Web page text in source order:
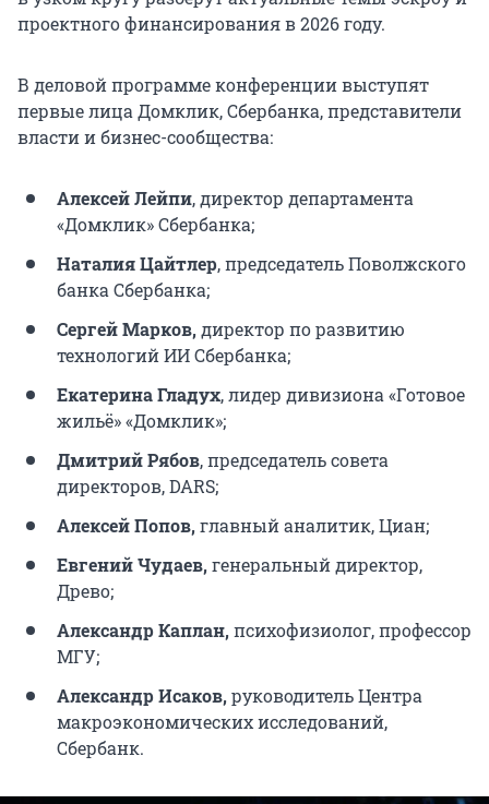
проектного финансирования в 2026 году.
В деловой программе конференции выступят
первые лица Домклик, Сбербанка, представители
власти и бизнес-сообщества:
Алексей Лейпи, директор департамента
«Домклик» Сбербанка;
Наталия Цайтлер, председатель Поволжского
банка Сбербанка;
Сергей Марков,директор по развитию
технологий ИИ Сбербанка;
Екатерина Гладух, лидер дивизиона «Готовое
жильё» «Домклик»;
Дмитрий Рябов, председатель совета
директоров, DARS;
Алексей Попов,главный аналитик, Циан;
Евгений Чудаев,генеральный директор,
Древо;
Александр Каплан,психофизиолог, профессор
МГУ;
Александр Исаков,руководитель Центра
макроэкономических исследований,
Сбербанк.